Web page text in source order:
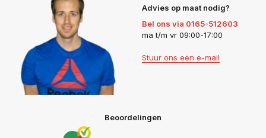
Advies op maat nodig?
Bel ons via 0165-512603
ma t/m vr 09:00-17:00
Stuur ons een e-mail
Beoordelingen